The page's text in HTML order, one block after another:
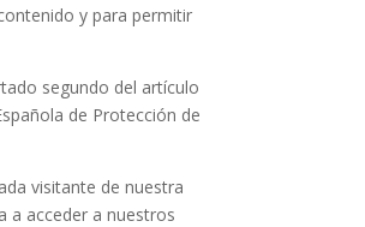
y para permitir
segundo del artículo
de Protección de
visitante de nuestra
a acceder a nuestros